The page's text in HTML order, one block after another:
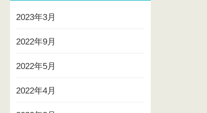
2023年3月
2022年9月
2022年5月
2022年4月